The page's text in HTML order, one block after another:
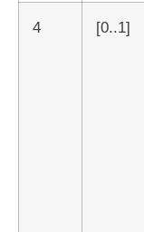
4 [0..1]